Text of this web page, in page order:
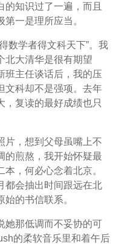
的知识过了一遍，而且
一是理所应当。
数学者得文科天下”。我
北大清华是很有期望
班主任谈话后，我的压
文科却不是强项。去年
，复读的最好成绩也只
片，想到父母虽嘴上不
的煎熬，我开始怀疑最
，何必心念着北京。
都会抽出时间跟远在北
的书信联系。
她那低调而不妥协的可
的柔软音乐里和着午后